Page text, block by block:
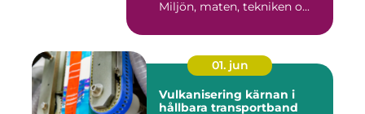
Miljön, maten, tekniken o...
01. jun
Vulkanisering kärnan i
hållbara transportband